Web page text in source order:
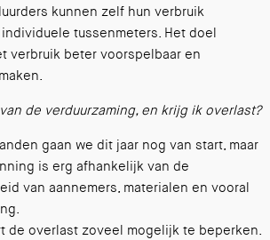
kunnen zelf hun verbruik
tussenmeters. Het doel
verbruik beter voorspelbaar en
de verduurzaming, en krijg ik overlast?
gaan we dit jaar nog van start, maar
is erg afhankelijk van de
van aannemers, materialen en vooral
de overlast zoveel mogelijk te beperken.